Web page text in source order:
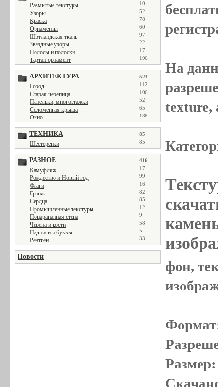
Размытые текстуры 10
Узоры 52
Краска 78
Орнаменты 60
Шотландская ткань 97
Звездные узоры 22
Полосы и полоски 17
Тартан орнамент 196
АРХИТЕКТУРА 523
Город 112
Старая черепица 106
Панельки, многоэтажки 52
Соломенная крыша 65
Окно 188
ТЕХНИКА 85
Шестеренки 85
РАЗНОЕ 416
Камуфляж 17
Рождество и Новый год 99
Флаги 16
Гранж 82
Сердца 85
Промышленные текстуры 12
Поцарапанная стена 9
Черепа и кости 58
Надписи и буквы 5
Рентген 33
Новости
На
texture,
фон,